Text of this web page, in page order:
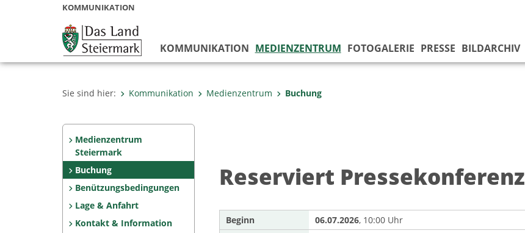
KOMMUNIKATION
KOMMUNIKATION MEDIENZENTRUM FOTOGALERIE PRESSE BILDARCHIV
Sie sind hier: Kommunikation Medienzentrum Buchung
Medienzentrum
Steiermark
Buchung
Benützungsbedingungen
Lage & Anfahrt
Kontakt & Information
Reserviert Pressekonferenz
Beginn 06.07.2026, 10:00 Uhr